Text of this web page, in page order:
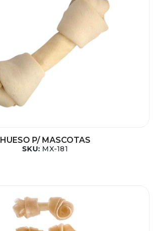
HUESO P/ MASCOTAS
SKU: MX-181